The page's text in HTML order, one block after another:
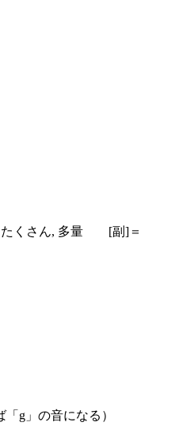
たくさん, 多量 [副] ＝
g」の音になる）